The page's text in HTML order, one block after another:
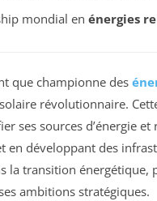
mondial en énergies
que championne des
révolutionnaire.
ses sources d’énergie
en développant des
la transition
ambitions stratégiques.